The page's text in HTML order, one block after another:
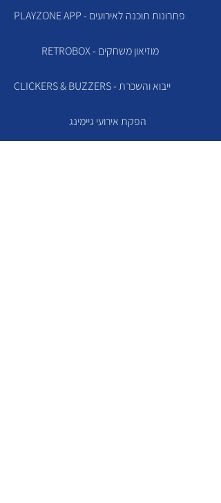
PLAYZONE APP - פתרונות תוכנה לאירועים
RETROBOX - מוזיאון משחקים
CLICKERS & BUZZERS - ייבוא והשכרת
הפקת אירועי גיימינג